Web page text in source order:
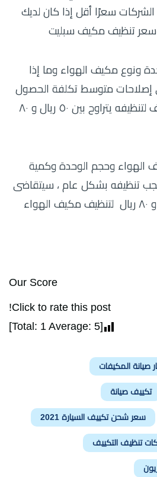
سعرًا أقل إذا كان لديك
سعر تنظيف مكيف سبليت
ونوع مكيف الهواء وما إذا
إصلاحات متوسط تكلفة الحصول
على مكيف هواء محترف لتنظيفه يتراوح بين ٥٠ ريال و ٨٠
الهواء وحجم الوحدة وكمية
يجب تنظيفه بشكل عام ، سيتقاضى
Our Score
Click to rate this post!
[Total:
1 Average: 5
]
صيانة المكيفات
تكييف صيانة
سعر شحن تكييف السيارة 2021
تنظيف التكييف